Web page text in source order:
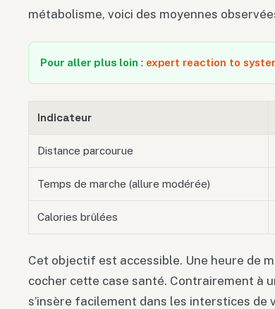
métabolisme, voici des moyennes
Pour aller plus loin : expert reaction to
Indicateur
Distance parcourue
Temps de marche (allure modérée)
Calories brûlées
Cet objectif est accessible. Une heure de
cocher cette case santé. Contrairement à
s’insère facilement dans les interstices de